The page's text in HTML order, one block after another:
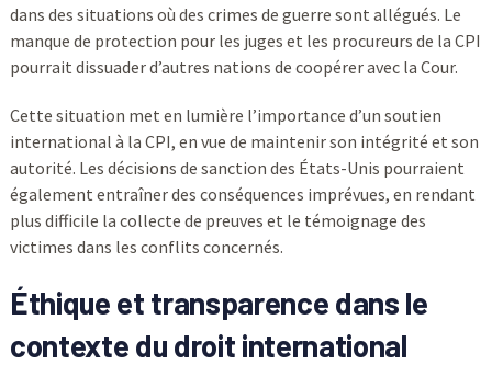
dans des situations où des crimes de guerre sont allégués. Le
manque de protection pour les juges et les procureurs de la CPI
pourrait dissuader d’autres nations de coopérer avec la Cour.
Cette situation met en lumière l’importance d’un soutien
international à la CPI, en vue de maintenir son intégrité et son
autorité. Les décisions de sanction des États-Unis pourraient
également entraîner des conséquences imprévues, en rendant
plus difficile la collecte de preuves et le témoignage des
victimes dans les conflits concernés.
Éthique et transparence dans le
contexte du droit international